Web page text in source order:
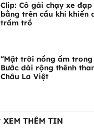
Clip: Cô gái chạy xe
bằng trên cầu khỉ khiến
trầm trồ
“Mặt trời nồng ấm
Bước dài rộng thênh
Châu La Việt
XEM THÊM TIN